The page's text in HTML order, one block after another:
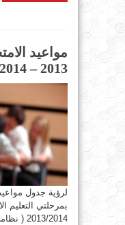
مواعيد
2013 – 2014
لرؤية جدول
بمرحلتي التعليم
2013/